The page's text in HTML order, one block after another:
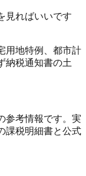
見ればいいです
用地特例、都市計
納税通知書の土
参考情報です。実
課税明細書と公式